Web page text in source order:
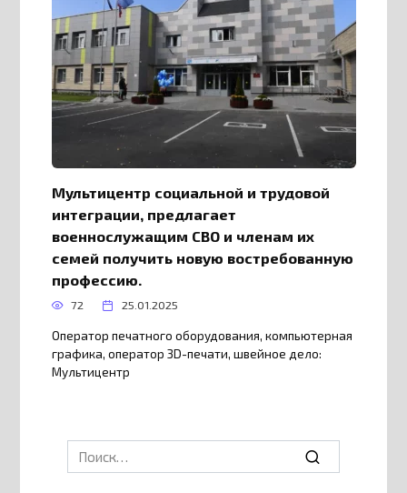
Мультицентр социальной и трудовой
интеграции, предлагает
военнослужащим СВО и членам их
семей получить новую востребованную
профессию.
72 25.01.2025
Оператор печатного оборудования, компьютерная
графика, оператор 3D-печати, швейное дело:
Мультицентр
Search
for: